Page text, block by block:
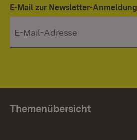
E-Mail zur Newsletter-Anmeldung
Themenübersicht